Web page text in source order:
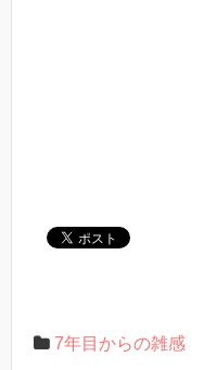
7年目からの雑感